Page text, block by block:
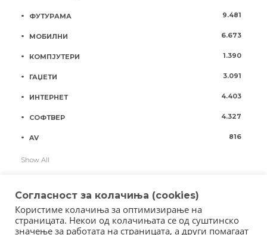
ФУТУРАМА 9.481
МОБИЛНИ 6.673
КОМПЈУТЕРИ 1.390
ГАЏЕТИ 3.091
ИНТЕРНЕТ 4.403
СОФТВЕР 4.327
AV 816
Show All
Согласност за колачиња (cookies)
Користиме колачиња за оптимизирање на
страницата. Некои од колачињата се од суштинско
значење за работата на страницата, а други помагаат